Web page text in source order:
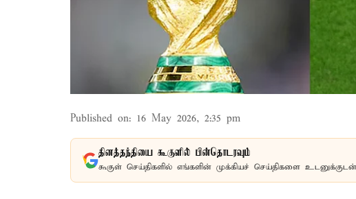
Published on: 16 May 2026, 2:35 pm
தினத்தந்தியை கூகுளில் பின்தொடரவும்
கூகுள் செய்திகளில் எங்களின் முக்கியச் செய்திகளை